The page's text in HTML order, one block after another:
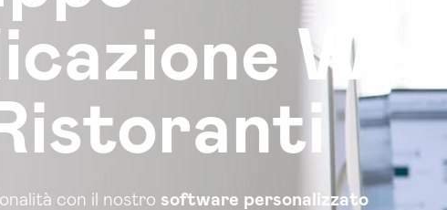
Web
con il nostro software personalizzato